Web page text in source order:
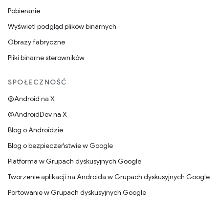
Pobieranie
Wyświetl podgląd plików binarnych
Obrazy fabryczne
Pliki binarne sterowników
SPOŁECZNOŚĆ
@Android na X
@AndroidDev na X
Blog o Androidzie
Blog o bezpieczeństwie w Google
Platforma w Grupach dyskusyjnych Google
Tworzenie aplikacji na Androida w Grupach dyskusyjnych Google
Portowanie w Grupach dyskusyjnych Google